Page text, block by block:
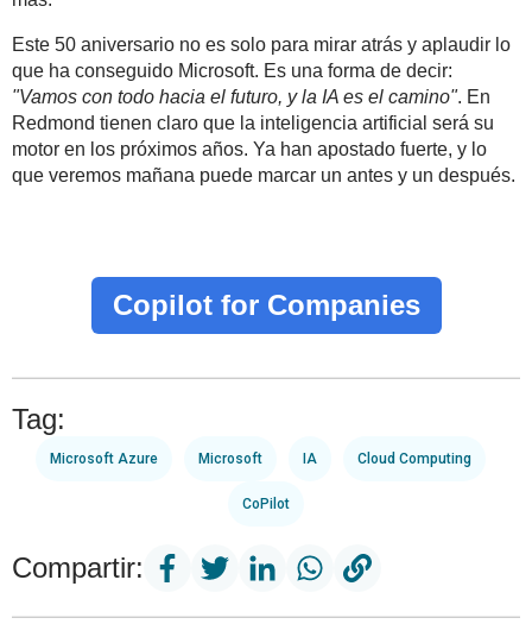
Este 50 aniversario no es solo para mirar atrás y aplaudir lo
que ha conseguido Microsoft. Es una forma de decir:
"Vamos con todo hacia el futuro, y la IA es el camino". En
Redmond tienen claro que la inteligencia artificial será su
motor en los próximos años. Ya han apostado fuerte, y lo
que veremos mañana puede marcar un antes y un después.
Copilot for Companies
Tag:
Microsoft Azure Microsoft IA Cloud Computing
CoPilot
Compartir: